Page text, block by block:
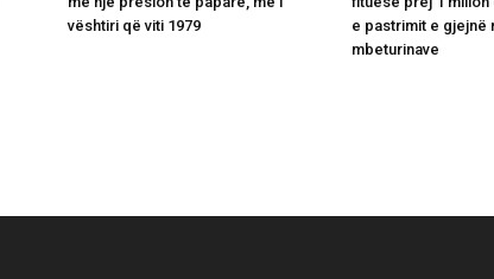
vështiri që viti 1979
e pastrimit e gjejnë
mbeturinave